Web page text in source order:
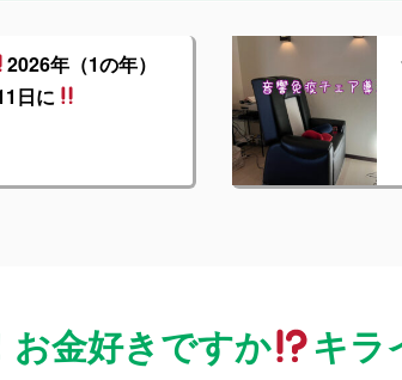
2026年（1の年）
日に
お金好きですか キラ